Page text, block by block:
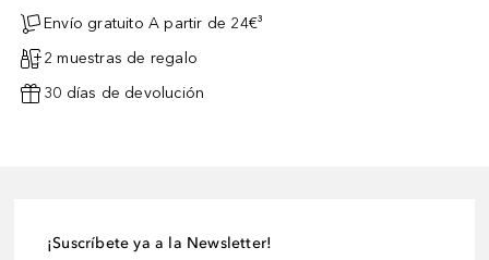
Envío gratuito A partir de 24€³
2 muestras de regalo
30 días de devolución
¡Suscríbete ya a la Newsletter!